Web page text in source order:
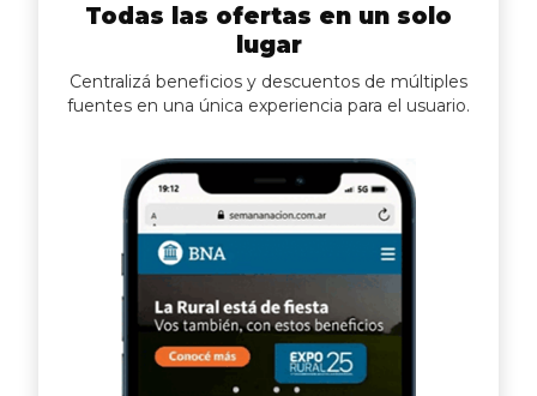
Todas las ofertas en un solo
lugar
Centralizá beneficios y descuentos de múltiples
fuentes en una única experiencia para el usuario.